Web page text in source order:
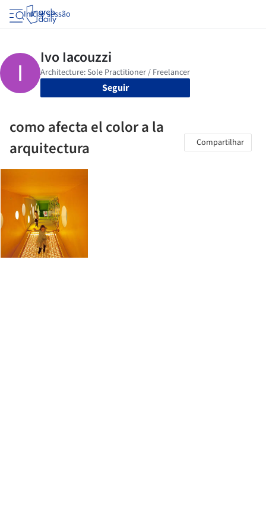
Iniciar sessão
Seguir
como afecta el color a la
arquitectura
Compartilhar